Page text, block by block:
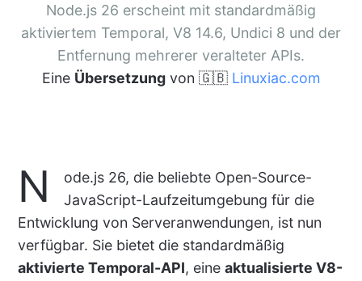
Node.js 26 erscheint mit standardmäßig
aktiviertem Temporal, V8 14.6, Undici 8 und der
Entfernung mehrerer veralteter APIs.
Eine Übersetzungvon 🇬🇧 Linuxiac.com
N
ode.js 26, die beliebte Open-Source-
JavaScript-Laufzeitumgebung für die
Entwicklung von Serveranwendungen, ist nun
verfügbar. Sie bietet die standardmäßig
aktivierte Temporal-API, eine aktualisierte V8-